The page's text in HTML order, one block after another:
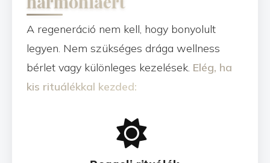
A regeneráció nem kell, hogy bonyolult
legyen. Nem szükséges drága wellness
bérlet vagy különleges kezelések. Elég, ha
kis rituálékkal kezded: